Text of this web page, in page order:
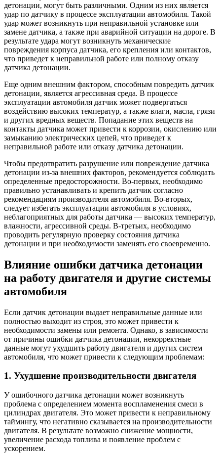
детонации, могут быть различными. Одним из них является
удар по датчику в процессе эксплуатации автомобиля. Такой
удар может возникнуть при неправильной установке или
замене датчика, а также при аварийной ситуации на дороге. В
результате удара могут возникнуть механические
повреждения корпуса датчика, его крепления или контактов,
что приведет к неправильной работе или полному отказу
датчика детонации.
Еще одним внешним фактором, способным повредить датчик
детонации, является агрессивная среда. В процессе
эксплуатации автомобиля датчик может подвергаться
воздействию высоких температур, а также влаги, масла, грязи
и других вредных веществ. Попадание этих веществ на
контакты датчика может привести к коррозии, окислению или
замыканию электрических цепей, что приведет к
неправильной работе или отказу датчика детонации.
Чтобы предотвратить разрушение или повреждение датчика
детонации из-за внешних факторов, рекомендуется соблюдать
определенные предосторожности. Во-первых, необходимо
правильно устанавливать и крепить датчик согласно
рекомендациям производителя автомобиля. Во-вторых,
следует избегать эксплуатации автомобиля в условиях,
неблагоприятных для работы датчика — высоких температур,
влажности, агрессивной среды. В-третьих, необходимо
проводить регулярную проверку состояния датчика
детонации и при необходимости заменять его своевременно.
Влияние ошибки датчика детонации
на работу двигателя и другие системы
автомобиля
Если датчик детонации выдает неправильные данные или
полностью выходит из строя, это может привести к
необходимости замены или ремонта. Однако, в зависимости
от причины ошибки датчика детонации, некорректные
данные могут ухудшить работу двигателя и других систем
автомобиля, что может привести к следующим проблемам:
1. Ухудшение производительности двигателя
У ошибочного датчика детонации может возникнуть
проблема с определением момента воспламенения смеси в
цилиндрах двигателя. Это может привести к неправильному
таймингу, что негативно сказывается на производительности
двигателя. В результате возможно снижение мощности,
увеличение расхода топлива и появление проблем с
ускорением.